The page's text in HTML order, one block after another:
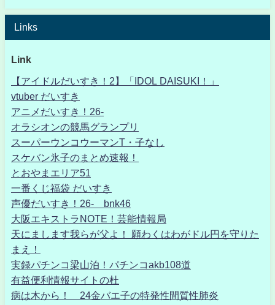
Links
Link
【アイドルだいすき！2】「IDOL DAISUKI！」
vtuber だいすき
アニメだいすき！26-
オラシオンの競馬グランプリ
スーパーウンコウーマンT・子なし
スケバン氷子のまとめ速報！
とおやまエリア51
一番くじ福袋 だいすき
声優だいすき！26- bnk46
大阪エキストラNOTE！芸能情報局
天にまします我らが父よ！ 願わくはわがドル円を守りた
まえ！
実録パチンコ梁山泊！パチンコakb108道
有益便利情報サイトの杜
病は木から！ 24金バエ子の特発性間質性肺炎